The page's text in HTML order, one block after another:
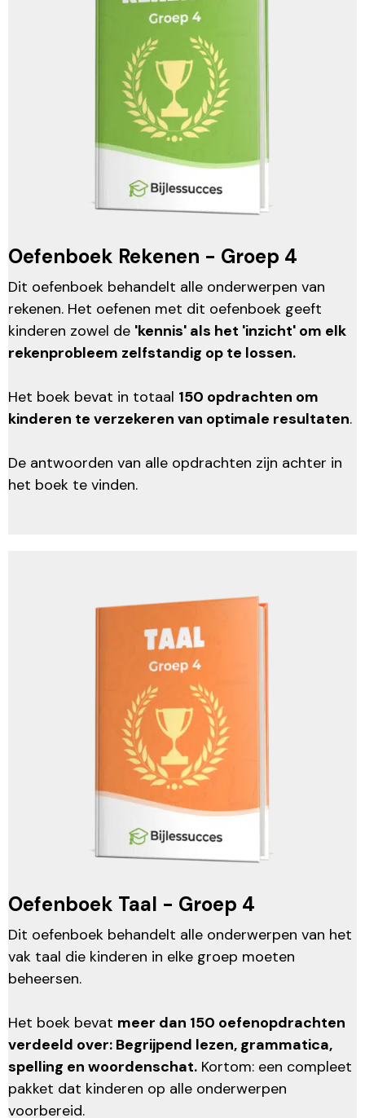
Oefenboek Rekenen - Groep 4
Dit oefenboek behandelt alle onderwerpen van
rekenen. Het oefenen met dit oefenboek geeft
kinderen zowel de 'kennis' als het 'inzicht' om elk
rekenprobleem zelfstandig op te lossen.
Het boek bevat in totaal 150 opdrachten om
kinderen te verzekeren van optimale resultaten.
De antwoorden van alle opdrachten zijn achter in
het boek te vinden.
Oefenboek Taal - Groep 4
Dit oefenboek behandelt alle onderwerpen van het
vak taal die kinderen in elke groep moeten
beheersen.
Het boek bevat meer dan 150 oefenopdrachten
verdeeld over: Begrijpend lezen, grammatica,
spelling en woordenschat. Kortom: een compleet
pakket dat kinderen op alle onderwerpen
voorbereid.